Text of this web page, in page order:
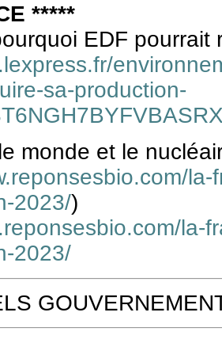
*****
EDF pourrait
sa-production-
monde et le
2023/)
la-
2023/